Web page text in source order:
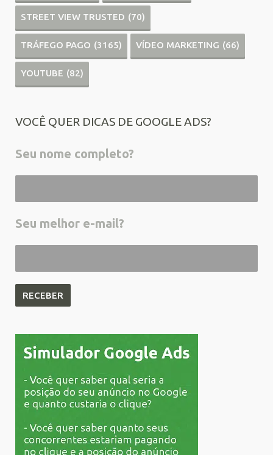
STREET VIEW TRUSTED (70)
TRÁFEGO PAGO (3165) VÍDEO MARKETING (66)
YOUTUBE (82)
VOCÊ QUER DICAS DE GOOGLE ADS?
Seu nome completo?
Seu melhor e-mail?